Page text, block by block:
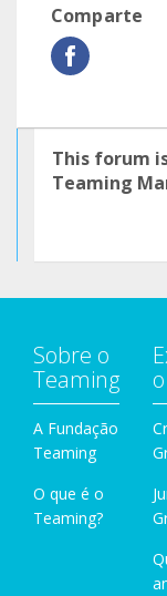
Comparte
This forum
Teaming
Sobre o
Teaming
A Fundação
Teaming
O que é o
Teaming?